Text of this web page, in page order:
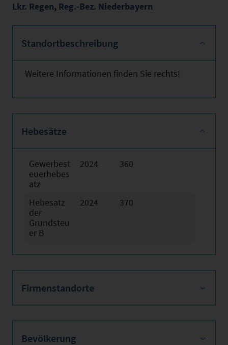
Lkr. Regen, Reg.-Bez. Niederbayern
Standortbeschreibung
Weitere Informationen finden Sie rechts!
Hebesätze
Gewerbest
euerhebes
atz
2024 360
Hebesatz
der
Grundsteu
er B
2024 370
Firmenstandorte
Bevölkerung